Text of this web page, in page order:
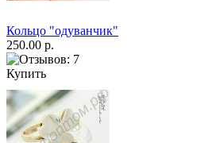
Кольцо "одуванчик"
250.00 р.
Купить